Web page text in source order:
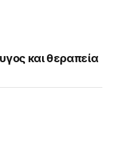
και θεραπεία